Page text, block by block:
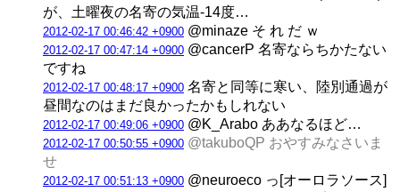
が、土曜夜の名寄の気温-14度…
2012-02-17 00:46:42 +0900 @minaze そ れ だ ｗ
2012-02-17 00:47:14 +0900 @cancerP 名寄ならちかたない
ですね
2012-02-17 00:48:17 +0900 名寄と同等に寒い、陸別通過が
昼間なのはまだ良かったかもしれない
2012-02-17 00:49:06 +0900 @K_Arabo ああなるほど…
2012-02-17 00:50:55 +0900 @takuboQP おやすみなさいま
せ
2012-02-17 00:51:13 +0900 @neuroeco っ[オーロラソース]